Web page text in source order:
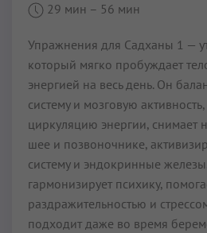
29 мин – 56 мин
Упражнения для Садханы 1 —
который мягко пробуждает
энергией на весь день. Он
систему и мозговую
циркуляцию энергии, снимает
шее и позвоночнике,
систему и эндокринные
гармонизирует психику,
раздражительностью и
подходит даже во время